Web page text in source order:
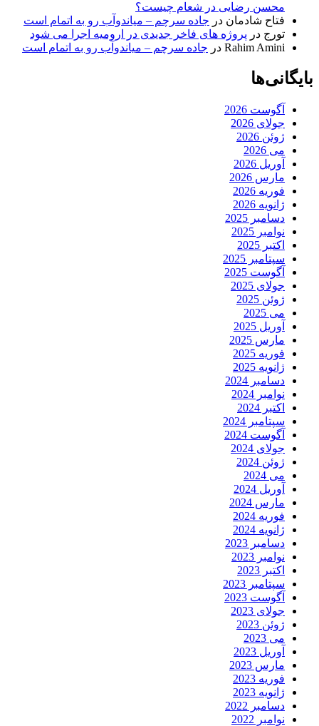
محسن رضایی در شعام چیست؟
فتاح شادمان در جاده سرچم – میاندوآب رو به اتمام است
تورج در پروژه های فاخر جدیدی در ارومیه اجرا می شود
Rahim Amini در جاده سرچم – میاندوآب رو به اتمام است
بایگانی‌ها
آگوست 2026
جولای 2026
ژوئن 2026
می 2026
آوریل 2026
مارس 2026
فوریه 2026
ژانویه 2026
دسامبر 2025
نوامبر 2025
اکتبر 2025
سپتامبر 2025
آگوست 2025
جولای 2025
ژوئن 2025
می 2025
آوریل 2025
مارس 2025
فوریه 2025
ژانویه 2025
دسامبر 2024
نوامبر 2024
اکتبر 2024
سپتامبر 2024
آگوست 2024
جولای 2024
ژوئن 2024
می 2024
آوریل 2024
مارس 2024
فوریه 2024
ژانویه 2024
دسامبر 2023
نوامبر 2023
اکتبر 2023
سپتامبر 2023
آگوست 2023
جولای 2023
ژوئن 2023
می 2023
آوریل 2023
مارس 2023
فوریه 2023
ژانویه 2023
دسامبر 2022
نوامبر 2022